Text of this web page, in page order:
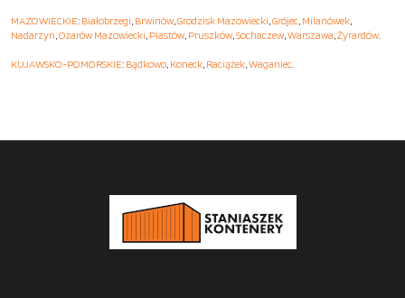
MAZOWIECKIE: Białobrzegi, Brwinów,Grodzisk Mazowiecki,Grójec, Milanówek,
Nadarzyn,Ożarów Mazowiecki, Piastów, Pruszków,Sochaczew,Warszawa,Żyrardów.
KUJAWSKO-POMORSKIE: Bądkowo, Koneck, Raciążek,Waganiec.